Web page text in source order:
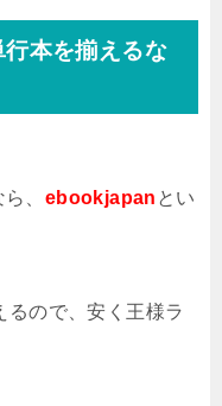
本を揃えるな
、 ebookjapan とい
ので、安く王様ラ